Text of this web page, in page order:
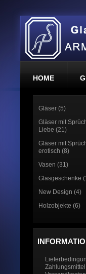
HOME
Gläser (5)
Gläser mit
Liebe (21)
Gläser mit
erotisch (8)
Vasen (31)
Glasgeschenke
New Design (4)
Holzobjekte (6)
Zahlungsmittel